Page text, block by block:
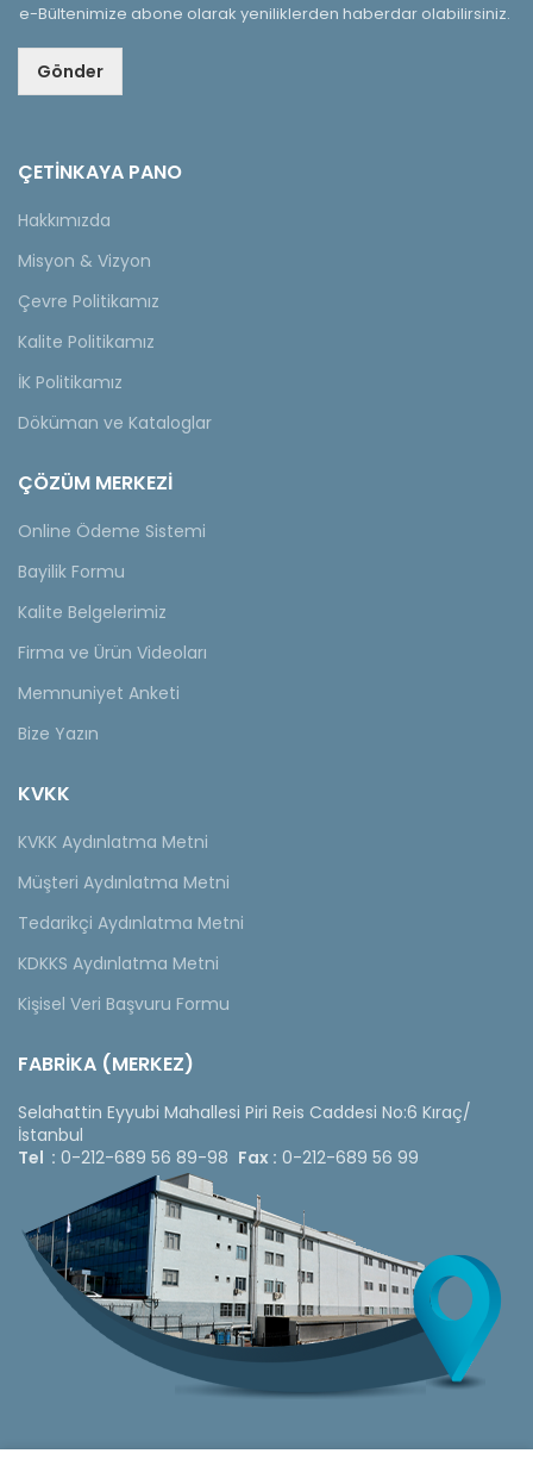
e-Bültenimize abone olarak yeniliklerden haberdar olabilirsiniz.
Gönder
ÇETINKAYA PANO
Hakkımızda
Misyon & Vizyon
Çevre Politikamız
Kalite Politikamız
İK Politikamız
Döküman ve Kataloglar
ÇÖZÜM MERKEZİ
Online Ödeme Sistemi
Bayilik Formu
Kalite Belgelerimiz
Firma ve Ürün Videoları
Memnuniyet Anketi
Bize Yazın
KVKK
KVKK Aydınlatma Metni
Müşteri Aydınlatma Metni
Tedarikçi Aydınlatma Metni
KDKKS Aydınlatma Metni
Kişisel Veri Başvuru Formu
FABRİKA (MERKEZ)
Selahattin Eyyubi Mahallesi Piri Reis Caddesi No:6 Kıraç/
İstanbul
Tel : 0-212-689 56 89-98 Fax : 0-212-689 56 99